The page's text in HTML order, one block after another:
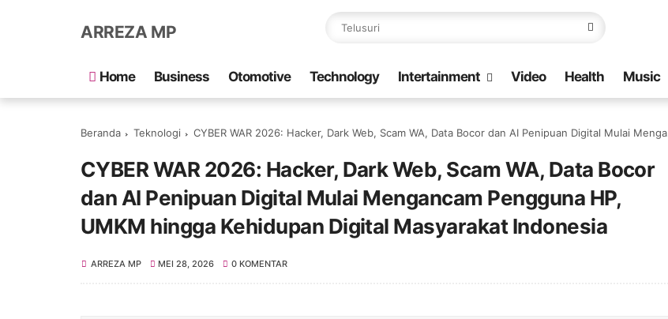
ARREZA MP
Home Business Otomotive Technology Intertainment Video Health Music
Beranda Teknologi CYBER WAR 2026: Hacker, Dark Web, Scam WA, Data Bocor dan AI Penipuan Digital Mulai Mengancam Pengguna HP, UMKM hingga Kehidupan Digital Masyarakat Indonesia
CYBER WAR 2026: Hacker, Dark Web, Scam WA, Data Bocor
dan AI Penipuan Digital Mulai Mengancam Pengguna HP,
UMKM hingga Kehidupan Digital Masyarakat Indonesia
ARREZA MP MEI 28, 2026 0 KOMENTAR